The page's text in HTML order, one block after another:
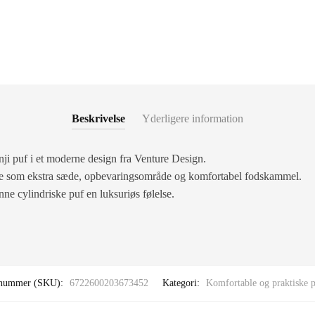
Beskrivelse Yderligere information
puf i et moderne design fra Venture Design.
ekstra sæde, opbevaringsområde og komfortabel fodskammel.
cylindriske puf en luksuriøs følelse.
(SKU): 6722600203673452 Kategori: Komfortable og praktiske